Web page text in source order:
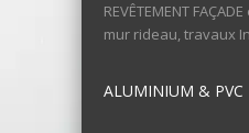
REVÊTEMENT
mur rideau, travaux
ALUMINIUM & PVC